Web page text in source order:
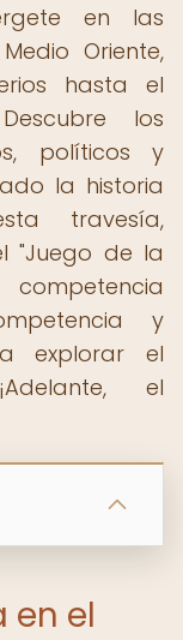
en las
Oriente,
hasta el
los
políticos y
la historia
travesía,
"Juego de la
y
explorar el
el
en el